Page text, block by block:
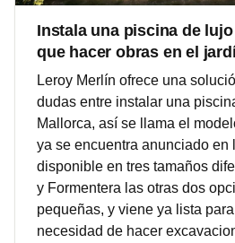
Instala una piscina de
que hacer obras en el
Leroy Merlín ofrece una
dudas entre instalar una
Mallorca, así se llama el
ya se encuentra anunciado en
disponible en tres tamaños
y Formentera las otras dos
pequeñas, y viene ya lista
necesidad de hacer